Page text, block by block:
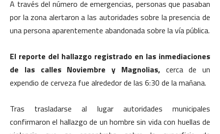
A través del número de emergencias, personas que pasaban
por la zona alertaron a las autoridades sobre la presencia de
una persona aparentemente abandonada sobre la vía pública.
El reporte del hallazgo registrado en las inmediaciones
de las calles Noviembre y Magnolias,cerca de un
expendio de cerveza fue alrededor de las 6:30 de la mañana.
Tras trasladarse al lugar autoridades municipales
confirmaron el hallazgo de un hombre sin vida con huellas de